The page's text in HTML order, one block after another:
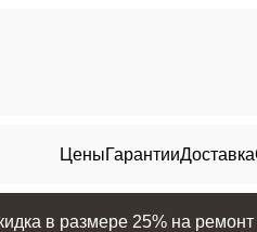
ЦеныГарантииДоставка
в размере 25% на